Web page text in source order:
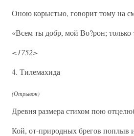
Оною корыстью, говорит тому на
«Всем ты добр, мой Во?рон; только
<1752>
4. Тилемахида
(Отрывок)
Древня размера стихом пою
Кой, от-природных брегов поплыв